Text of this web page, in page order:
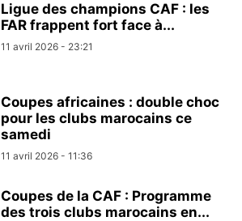
Ligue des champions CAF : les
FAR frappent fort face à...
11 avril 2026 - 23:21
Coupes africaines : double choc
pour les clubs marocains ce
samedi
11 avril 2026 - 11:36
Coupes de la CAF : Programme
des trois clubs marocains en...